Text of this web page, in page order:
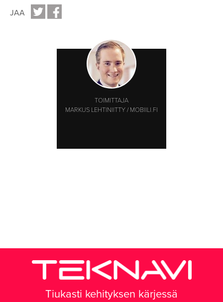
JAA
TOIMITTAJA
MARKUS LEHTINIITTY / MOBIILI.FI
Tiukasti kehityksen kärjessä